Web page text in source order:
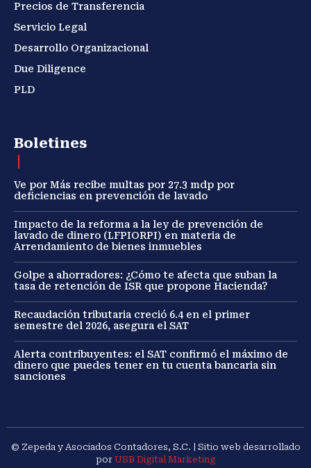
Precios de Transferencia
Servicio Legal
Desarrollo Organizacional
Due Diligence
PLD
Boletines
Ve por Más recibe multas por 27.3 mdp por
deficiencias en prevención de lavado
Impacto de la reforma a la ley de prevención de
lavado de dinero (LFPIORPI) en materia de
Arrendamiento de bienes inmuebles
Golpe a ahorradores: ¿Cómo te afecta que suban la
tasa de retención de ISR que propone Hacienda?
Recaudación tributaria creció 6.4 en el primer
semestre del 2026, asegura el SAT
Alerta contribuyentes: el SAT confirmó el máximo de
dinero que puedes tener en tu cuenta bancaria sin
sanciones
© Zepeda y Asociados Contadores, S.C. | Sitio web desarrollado
por USB Digital Marketing